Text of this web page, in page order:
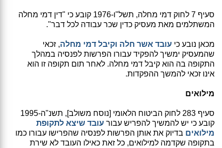
סעיף 7 לחוק דמי מחלה, תשל"ו-1976 קובע כי "דין דמי מחלה
המשתלמים מאת מעסיק כדין שכר עבודה לכל דבר".
מכאן נובע כי עובד אשר חלה וקיבל דמי מחלה, זכאי
שהמעסיק ימשיך להפקיד עבורו הפרשות לפנסיה במהלך
התקופה בה הוא קיבל דמי מחלה. לאחר תום תקופה זו הוא
אינו זכאי להמשך ההפקדות.
מילואים
סעיף 283 לחוק הביטוח הלאומי [נוסח משולב], תשנ"ה-1995
קובע כי יש להמשיך להפריש עבור עובד שיצא לתקופת
מילואים בדיוק את אותן הפרשות לפנסיה שהפרישו עבורו כמו
בתקופה שקדמה למילואים, כל זאת כאילו העובד לא שירת